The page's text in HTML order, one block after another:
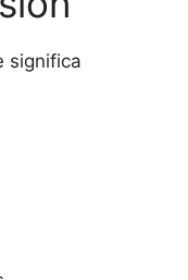
significa